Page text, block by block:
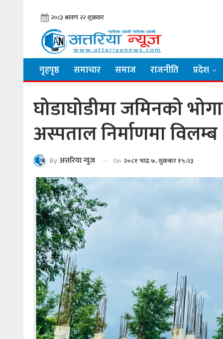
गृहपृष्ठ समाचार समाज राजनीति प्रदेश
घोडाघोडीमा जमिनको
अस्पताल निर्माणमा विलम्ब
By अत्तरिया न्युज On २०८१ भाद्र ७, शुक्रबार १५:२३